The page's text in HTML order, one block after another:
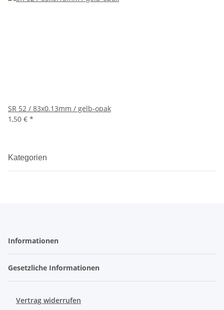
SR 52 / 83x0.13mm / gelb-opak
1,50 € *
Kategorien
Informationen
Gesetzliche Informationen
Vertrag widerrufen